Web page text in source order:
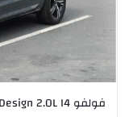
فولفو XC60 T5 R Design 2.0L I4